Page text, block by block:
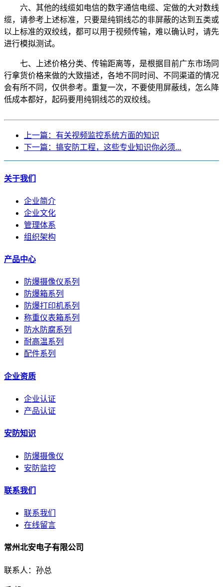
六、其他的线缆如电信的数字通信电缆、定做的大对数线
缆，请参考上述标准，只要是纯铜线芯的非屏蔽的达到五类或
以上标准的双绞线，都可以用于视频传输，难以确认时，请先
进行模拟测试。
七、上述价格分类、传输距离等，是根据目前广东市场同
行拿货价格来做的大致描述，各地不同时间、不同渠道的情况
会有所不同，仅供参考。重复一次，不要使用屏蔽线，怎么降
低成本都好，起码要用纯铜线芯的双绞线。
上一篇：有关视频监控系统方面的知识
下一篇：搞安防工程，这些专业知识你必须...
关于我们
企业简介
企业文化
管理体系
组织架构
产品中心
防爆摄像仪系列
防爆箱系列
防爆打印机系列
称重仪表箱系列
防水防腐系列
耐高温系列
配件系列
企业资质
企业认证
产品认证
安防知识
防爆摄像仪
安防监控
联系我们
联系我们
在线留言
常州北安电子有限公司
联系人：孙总